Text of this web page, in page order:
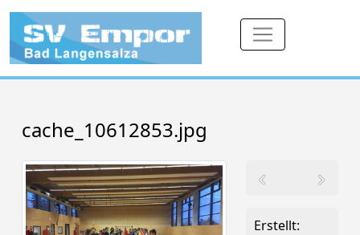
cache_10612853.jpg
Erstellt: